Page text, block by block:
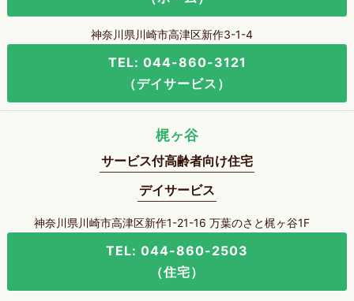
神奈川県川崎市高津区新作3-1-4
TEL: 044-860-3121
（デイサービス）
梶ヶ谷
サービス付高齢者向け住宅
デイサービス
神奈川県川崎市高津区新作1-21-16 万葉のさと梶ヶ谷1F
TEL: 044-860-2503
（住宅）